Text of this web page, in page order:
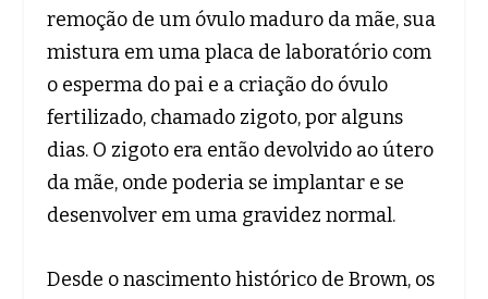
remoção de um óvulo maduro da mãe, sua
mistura em uma placa de laboratório com
o esperma do pai e a criação do óvulo
fertilizado, chamado zigoto, por alguns
dias. O zigoto era então devolvido ao útero
da mãe, onde poderia se implantar e se
desenvolver em uma gravidez normal.
Desde o nascimento histórico de Brown, os